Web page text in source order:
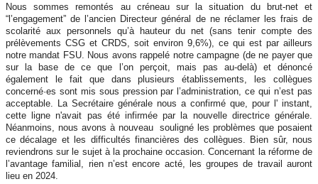
Nous sommes remontés au créneau sur lasituation du brut-net et
“l’engagement” de l’ancien Directeur général de ne réclamer les frais de
scolarité aux personnels qu’à hauteur du net (sans tenir compte des
prélèvements CSG et CRDS, soit environ 9,6%), ce qui est par ailleurs
notre mandat FSU. Nous avons rappelé notre campagne (de ne payer que
sur la base de ce que l’on perçoit, mais pas au-delà) et dénoncé
également le fait que dans plusieurs établissements, les collègues
concerné·es sont mis sous pression par l’administration, ce qui n’est pas
acceptable. La Secrétaire générale nous a confirmé que, pour l' instant,
cette ligne n'avait pas été infirmée par la nouvelle directrice générale.
Néanmoins, nous avons à nouveau souligné les problèmes que posaient
ce décalage et les difficultés financières des collègues. Bien sûr, nous
reviendrons sur le sujet à la prochaine occasion.Concernant la réforme de
l’avantage familial, rien n’est encore acté, les groupes de travail auront
lieu en 2024.